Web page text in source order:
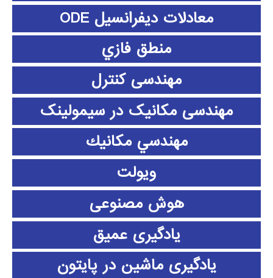
معادلات دیفرانسیل ODE
منطق فازي
مهندسی کنترل
مهندسی مکانیک در سیمولینک
مهندسي مكانيك
ویولت
هوش مصنوعی
یادگیری عمیق
یادگیری ماشین در پایتون